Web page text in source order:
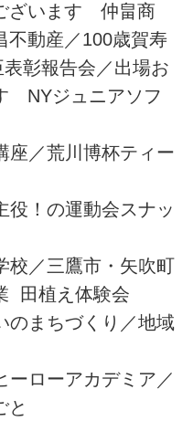
ざいます 仲畠商
不動産／100歳賀寿
報告会／出場お
NYジュニアソフ
／荒川博杯ティー
！の運動会スナッ
／三鷹市・矢吹町
田植え体験会
まちづくり／地域
ローアカデミア／
ごと